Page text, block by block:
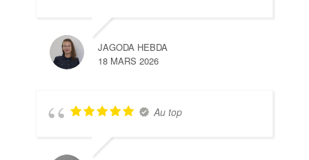
JAGODA HEBDA
18 MARS 2026
Au top